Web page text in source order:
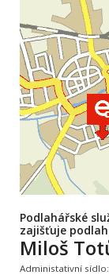
Podlahářské
zajišťuje
Miloš
Administativní sídlo: